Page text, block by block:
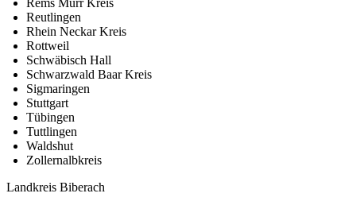
Reutlingen
Rhein Neckar Kreis
Rottweil
Schwäbisch Hall
Schwarzwald Baar Kreis
Sigmaringen
Stuttgart
Tübingen
Tuttlingen
Waldshut
Zollernalbkreis
Landkreis Biberach